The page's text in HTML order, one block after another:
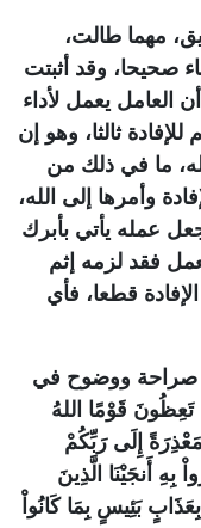
مهما طالت،
صحيحا، وقد أثبتت
العامل يعمل لأداء
للإفادة ثالثا، وهو إن
ما في ذلك من
وأمرها إلى الله،
عمله يأتي بأبرك
فقد لزمه إثم
قطعا، فأي
صراحة ووضوح في
تَعِظُونَ قَوْمًا اللهُ
إِلَى رَبِّكُمْ
ذُكِّرُواْ بِهِ أَنجَيْنَا الَّذِينَ
بَئِيسٍ بِمَا كَانُواْ